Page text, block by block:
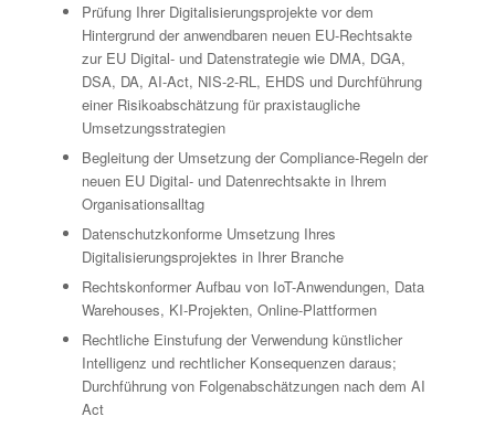
Prüfung Ihrer Digitalisierungsprojekte vor dem
Hintergrund der anwendbaren neuen EU-Rechtsakte
zur EU Digital- und Datenstrategie wie DMA, DGA,
DSA, DA, AI-Act, NIS-2-RL, EHDS und Durchführung
einer Risikoabschätzung für praxistaugliche
Umsetzungsstrategien
Begleitung der Umsetzung der Compliance-Regeln der
neuen EU Digital- und Datenrechtsakte in Ihrem
Organisationsalltag
Datenschutzkonforme Umsetzung Ihres
Digitalisierungsprojektes in Ihrer Branche
Rechtskonformer Aufbau von IoT-Anwendungen, Data
Warehouses, KI-Projekten, Online-Plattformen
Rechtliche Einstufung der Verwendung künstlicher
Intelligenz und rechtlicher Konsequenzen daraus;
Durchführung von Folgenabschätzungen nach dem AI
Act